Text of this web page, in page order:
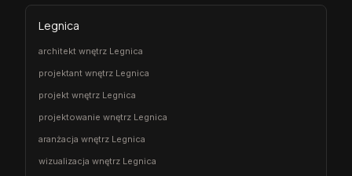
Legnica
architekt wnętrz Legnica
projektant wnętrz Legnica
projekt wnętrz Legnica
projektowanie wnętrz Legnica
aranżacja wnętrz Legnica
wizualizacja wnętrz Legnica